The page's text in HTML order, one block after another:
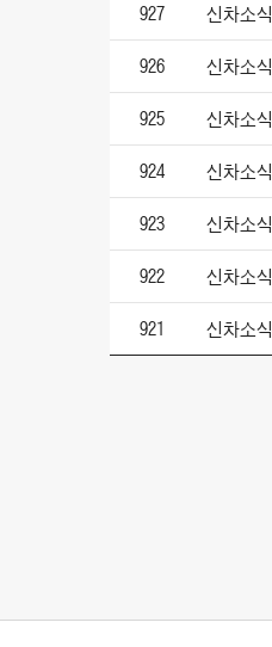
927 신차소식
926 신차소식
925 신차소식
924 신차소식
923 신차소식
922 신차소식
921 신차소식